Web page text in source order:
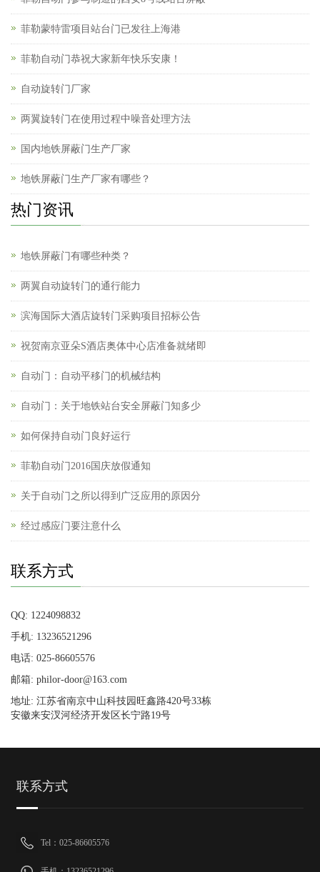
菲勒蒙特雷项目站台门已发往上海港
菲勒自动门恭祝大家新年快乐安康！
自动旋转门厂家
两翼旋转门在使用过程中噪音处理方法
国内地铁屏蔽门生产厂家
地铁屏蔽门生产厂家有哪些？
热门资讯
地铁屏蔽门有哪些种类？
两翼自动旋转门的通行能力
滨海国际大酒店旋转门采购项目招标公告
祝贺南京亚朵S酒店奥体中心店准备就绪即
自动门：自动平移门的机械结构
自动门：关于地铁站台安全屏蔽门知多少
如何保持自动门良好运行
菲勒自动门2016国庆放假通知
关于自动门之所以得到广泛应用的原因分
经过感应门要注意什么
联系方式
QQ: 1224098832
手机: 13236521296
电话: 025-86605576
邮箱: philor-door@163.com
地址: 江苏省南京中山科技园旺鑫路420号33栋
安徽来安汊河经济开发区长宁路19号
联系方式
Tel：025-86605576